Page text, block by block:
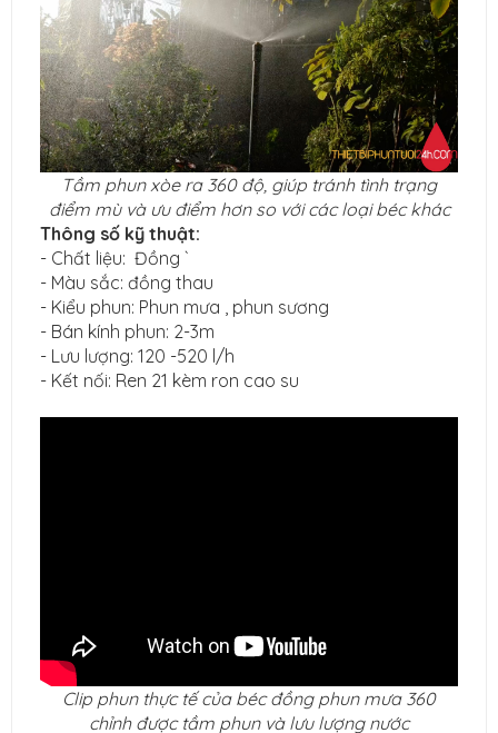
Tầm phun xòe ra 360 độ, giúp tránh tình trạng
điểm mù và ưu điểm hơn so với các loại béc khác
Thông số kỹ thuật:
- Chất liệu: Đồng `
- Màu sắc: đồng thau
- Kiểu phun: Phun mưa , phun sương
- Bán kính phun: 2-3m
- Lưu lượng: 120 -520 l/h
- Kết nối: Ren 21 kèm ron cao su
Clip phun thực tế của béc đồng phun mưa 360
chỉnh được tầm phun và lưu lượng nước